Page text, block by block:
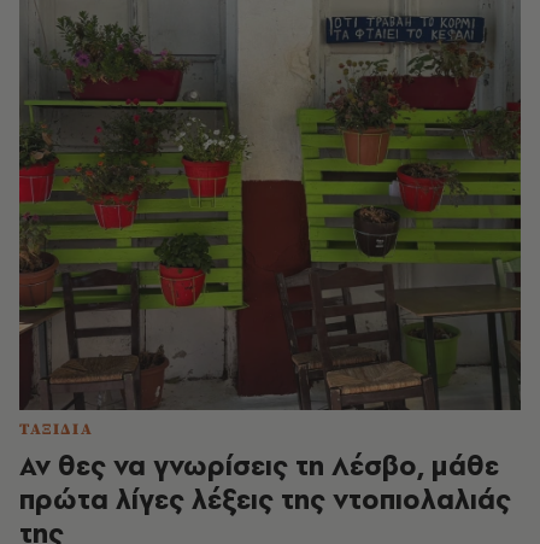
ΤΑΞΙΔΙΑ
Αν θες να γνωρίσεις τη Λέσβο, μάθε
πρώτα λίγες λέξεις της ντοπιολαλιάς
της